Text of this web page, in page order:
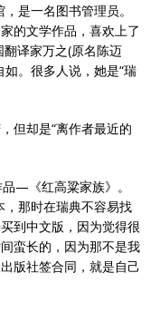
是一名图书管理员。
的文学作品，喜欢上了
译家万之(原名陈迈
。很多人说，她是“瑞
但却是“离作者最近的
—《红高粱家族》。
，那时在瑞典不容易找
到中文版，因为觉得很
蛮长的，因为那不是我
版社签合同，就是自己